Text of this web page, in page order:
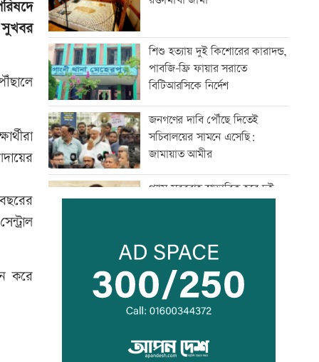
সুখবর
করে
শিশু হত্যায় দুই কিশোরের কারাদন্ড,
পাবজি-ফ্রি ফায়ার সরাতে
বিটিআরসিকে নির্দেশ
জনগণের দাবি পৌঁছে দিতেই
সচিবালয়ের সামনে এসেছি:
জামায়াত আমীর
গ্যাস সরবরাহ স্বাভাবিক হবে দুই-
সাংবাদিকের ওপর হামলার
প্রতিবাদে কুড়িগ্রামে মানববন্ধন
শিক্ষকদের বিরুদ্ধে ব্যবস্থা নেয়ার